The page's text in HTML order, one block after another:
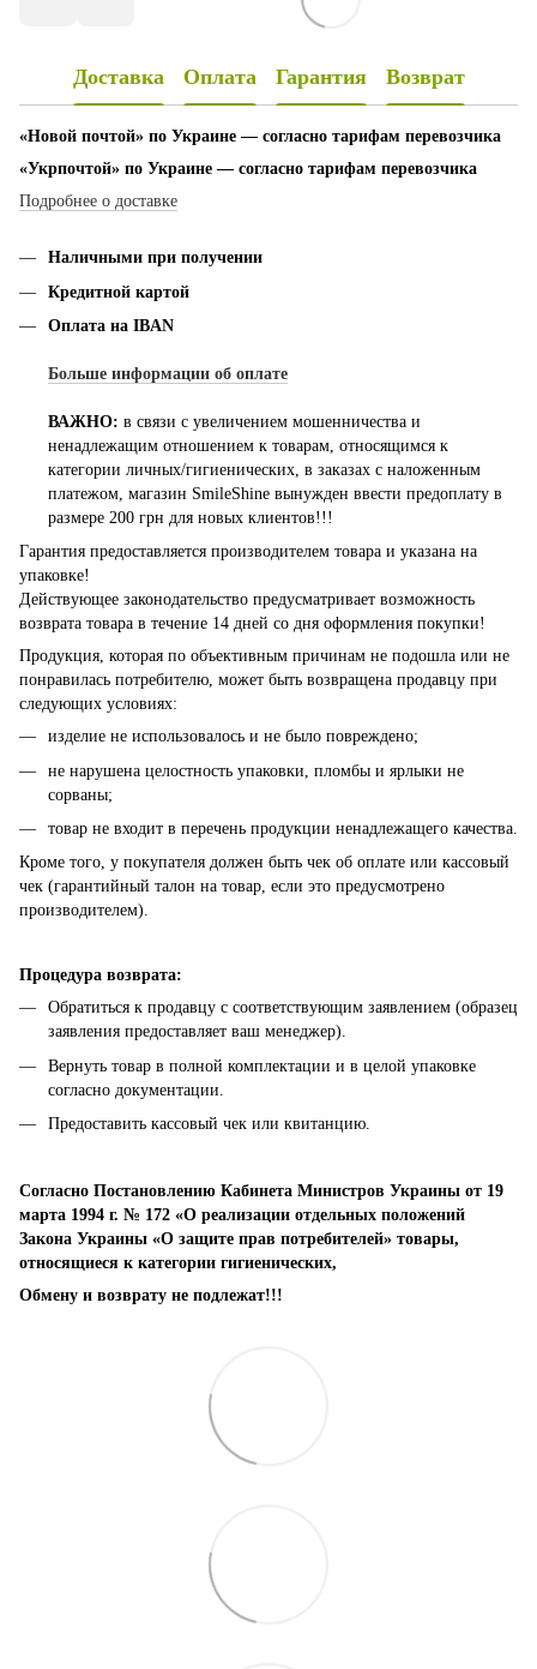
Доставка Оплата Гарантия Возврат
«Новой почтой» по Украине — согласно тарифам перевозчика
«Укрпочтой» по Украине — согласно тарифам перевозчика
Подробнее о доставке
Наличными при получении
Кредитной картой
Оплата на IBAN
Больше информации об оплате
ВАЖНО: в связи с увеличением мошенничества и
ненадлежащим отношением к товарам, относящимся к
категории личных/гигиенических, в заказах с наложенным
платежом, магазин SmileShine вынужден ввести предоплату в
размере 200 грн для новых клиентов!!!
Гарантия предоставляется производителем товара и указана на
упаковке!
Действующее законодательство предусматривает возможность
возврата товара в течение 14 дней со дня оформления покупки!
Продукция, которая по объективным причинам не подошла или не
понравилась потребителю, может быть возвращена продавцу при
следующих условиях:
изделие не использовалось и не было повреждено;
не нарушена целостность упаковки, пломбы и ярлыки не
сорваны;
товар не входит в перечень продукции ненадлежащего качества.
Кроме того, у покупателя должен быть чек об оплате или кассовый
чек (гарантийный талон на товар, если это предусмотрено
производителем).
Процедура возврата:
Обратиться к продавцу с соответствующим заявлением (образец
заявления предоставляет ваш менеджер).
Вернуть товар в полной комплектации и в целой упаковке
согласно документации.
Предоставить кассовый чек или квитанцию.
Согласно Постановлению Кабинета Министров Украины от 19
марта 1994 г. № 172 «О реализации отдельных положений
Закона Украины «О защите прав потребителей» товары,
относящиеся к категории гигиенических,
Обмену и возврату не подлежат!!!